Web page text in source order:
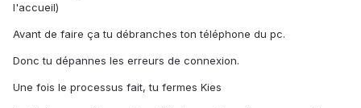
l'accueil)
Avant de faire ça tu débranches ton téléphone du pc.
Donc tu dépannes les erreurs de connexion.
Une fois le processus fait, tu fermes Kies